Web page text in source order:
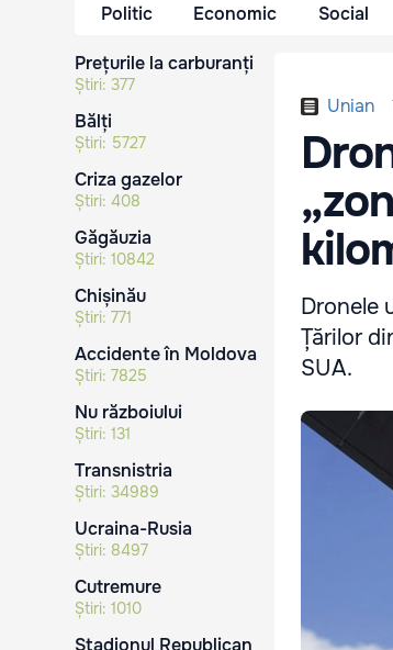
Politic Economic Social
Prețurile la carburanți
Știri: 377
Bălți
Știri: 5727
Criza gazelor
Știri: 408
Găgăuzia
Știri: 10842
Chișinău
Știri: 771
Accidente în Moldova
Știri: 7825
Nu războiului
Știri: 131
Transnistria
Știri: 34989
Ucraina-Rusia
Știri: 8497
Cutremure
Știri: 1010
Stadionul Republican
Unian
Dronele
Țărilor
SUA.